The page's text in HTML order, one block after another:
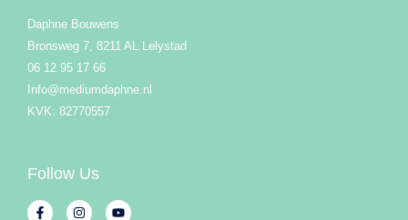
Daphne Bouwens
Bronsweg 7, 8211 AL Lelystad
06 12 95 17 66
Info@mediumdaphne.nl
KVK: 82770557
Follow Us